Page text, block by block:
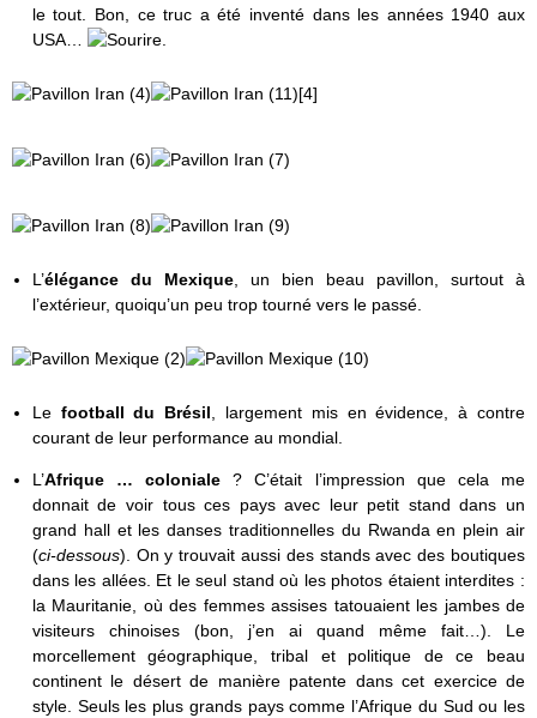
le tout. Bon, ce truc a été inventé dans les années 1940 aux
USA…
.
L’élégance du Mexique, un bien beau pavillon, surtout à
l’extérieur, quoiqu’un peu trop tourné vers le passé.
Le football du Brésil , largement mis en évidence, à contre
courant de leur performance au mondial.
L’Afrique … coloniale? C’était l’impression que cela me
donnait de voir tous ces pays avec leur petit stand dans un
grand hall et les danses traditionnelles du Rwanda en plein air
(ci-dessous). On y trouvait aussi des stands avec des boutiques
dans les allées. Et le seul stand où les photos étaient interdites :
la Mauritanie, où des femmes assises tatouaient les jambes de
visiteurs chinoises (bon, j’en ai quand même fait…). Le
morcellement géographique, tribal et politique de ce beau
continent le désert de manière patente dans cet exercice de
style. Seuls les plus grands pays comme l’Afrique du Sud ou les